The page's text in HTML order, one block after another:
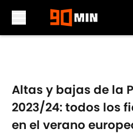
Altas y bajas de la
2023/24: todos los
en el verano